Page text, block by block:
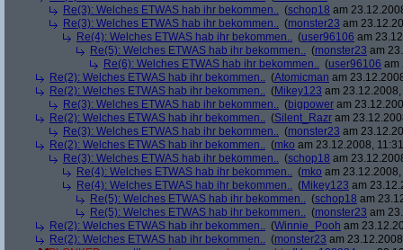
Re(3): Welches ETWAS hab ihr bekommen.. (schop18 am
Re(3): Welches ETWAS hab ihr bekommen.. (monster23 am
Re(4): Welches ETWAS hab ihr bekommen.. (user96106 am
Re(5): Welches ETWAS hab ihr bekommen.. (monster23 am
Re(6): Welches ETWAS hab ihr bekommen.. (user96106 am
Re(2): Welches ETWAS hab ihr bekommen.. (Atomicman am
Re(2): Welches ETWAS hab ihr bekommen.. (Mikey123 am
Re(3): Welches ETWAS hab ihr bekommen.. (bigpower am
Re(2): Welches ETWAS hab ihr bekommen.. (Silent_Razr am
Re(3): Welches ETWAS hab ihr bekommen.. (monster23 am
Re(2): Welches ETWAS hab ihr bekommen.. (mko am 23.12.2008,
Re(3): Welches ETWAS hab ihr bekommen.. (schop18 am
Re(4): Welches ETWAS hab ihr bekommen.. (mko am
Re(4): Welches ETWAS hab ihr bekommen.. (Mikey123 am
Re(5): Welches ETWAS hab ihr bekommen.. (schop18 am
Re(5): Welches ETWAS hab ihr bekommen.. (monster23 am
Re(2): Welches ETWAS hab ihr bekommen.. (Winnie_Pooh am
Re(2): Welches ETWAS hab ihr bekommen.. (monster23 am